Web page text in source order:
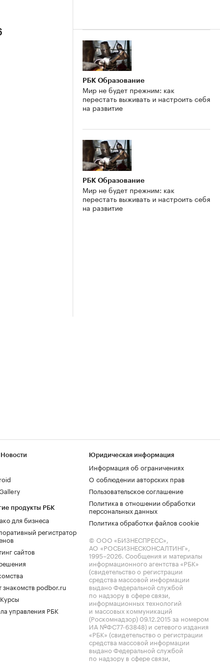
РБК Образование
Мир не будет прежним: как
перестать выживать и настроить себя
на развитие
РБК Образование
Мир не будет прежним: как
перестать выживать и настроить себя
на развитие
продукты РБК
для бизнеса
регистратор
сайтов
знакомств podbor.ru
управления РБК
Юридическая информация
Информация об ограничениях
О соблюдении авторских прав
Пользовательское соглашение
Политика в отношении обработки
персональных данных
Политика обработки файлов cookie
© ООО «БИЗНЕСПРЕСС»,
АО «РОСБИЗНЕСКОНСАЛТИНГ»,
1995–2026. Сообщения и материалы
информационного агентства «РБК»
(свидетельство о регистрации
средства массовой информации
выдано Федеральной службой
по надзору в сфере связи,
информационных технологий
и массовых коммуникаций
(Роскомнадзор) 09.12.2015 за номером
ИА №ФС77-63848) и сетевого издания
«РБК» (свидетельство о регистрации
средства массовой информации
выдано Федеральной службой
по надзору в сфере связи,